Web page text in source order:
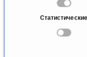
Статистические
К профилю